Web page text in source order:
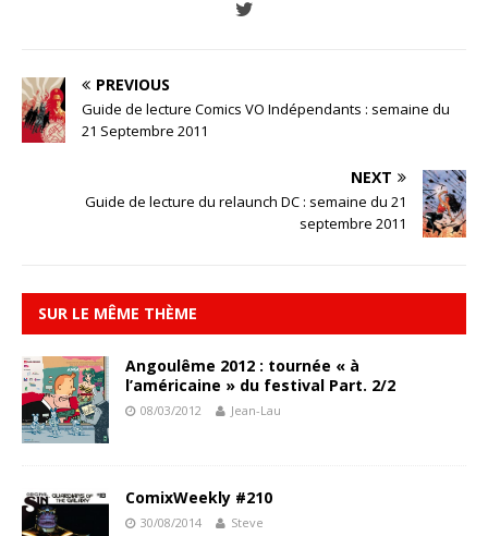
PREVIOUS
Guide de lecture Comics VO Indépendants : semaine du
21 Septembre 2011
NEXT
Guide de lecture du relaunch DC : semaine du 21
septembre 2011
SUR LE MÊME THÈME
Angoulême 2012 : tournée « à
l’américaine » du festival Part. 2/2
08/03/2012 Jean-Lau
ComixWeekly #210
30/08/2014 Steve